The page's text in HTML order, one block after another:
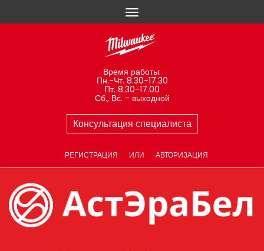
Время работы:
Пн.-Чт. 8.30-17.30
Пт. 8.30-17.00
Сб., Вс. - выходной
Консультация специалиста
РЕГИСТРАЦИЯ ИЛИ АВТОРИЗАЦИЯ